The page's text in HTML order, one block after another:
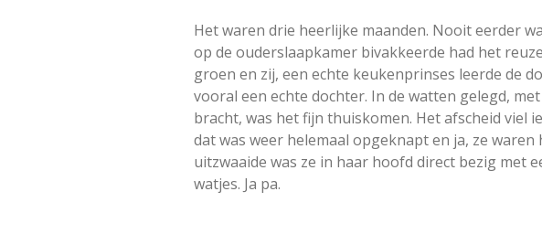
Het waren drie heerlijke maanden. Nooit eerder
op de ouderslaapkamer bivakkeerde had het
groen en zij, een echte keukenprinses leerde de
vooral een echte dochter. In de watten gelegd,
bracht, was het fijn thuiskomen. Het afscheid viel
dat was weer helemaal opgeknapt en ja, ze
uitzwaaide was ze in haar hoofd direct bezig met
watjes. Ja pa.